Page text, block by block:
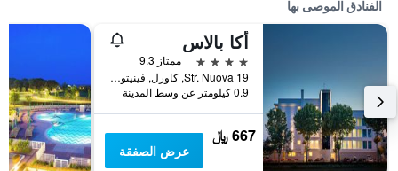
الفنادق الموصى بها
أكا بالاس
4 نجوم
ممتاز 9.3
Str. Nuova 19, كاورل, فينيتو, إيطاليا
0.9 كيلومتر عن وسط المدينة
667 ﷼
عرض الصفقة